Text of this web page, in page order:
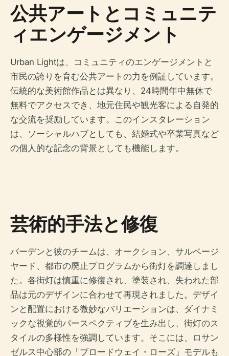
公共アートとコミュニテ
ィエンゲージメント
Urban Lightは、コミュニティのエンゲージメントと
市民の誇りを育む公共アートの力を例証しています。
伝統的な美術館作品とは異なり、24時間年中無休で
無料でアクセスでき、地元住民や観光客による自発的
な交流を奨励しています。このインスタレーション
は、ソーシャルハブとしても、結婚式や卒業写真など
の個人的な記念の背景としても機能します。
芸術的手法と修復
バーデンと彼のチームは、オークション、サルベージ
ヤード、都市の廃止プログラムから街灯を調達しまし
た。各街灯は慎重に修復され、塗装され、失われた部
品は元のデザインに合わせて再現されました。デザイ
ンと配置における微妙なバリエーションは、ダイナミ
ックな視覚的パースペクティブを生み出し、街灯のス
タイルの多様性を強調しています。そこには、ロサン
ゼルス中心部の「ブロードウェイ・ローズ」モデルも